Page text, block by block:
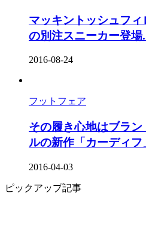
マッキントッシュフ
の別注スニーカー登場
2016-08-24
フットフェア
その履き心地はブラ
ルの新作「カーディフ
2016-04-03
ピックアップ記事